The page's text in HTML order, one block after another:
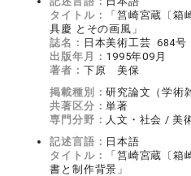
タイトル：
「筥崎宮蔵〔
具慶 とその画風」
誌名： 日本美術工芸 684号
出版年月： 1995年09月
著者： 下原 美保
掲載種別：研究論文（学術
共著区分：単著
専門分野： 人文・社会 / 美
記述言語： 日本語
タイトル：
「筥崎宮蔵〔箱
書と制作背景」